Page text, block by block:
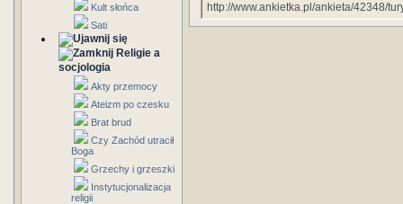
Kult słońca
Sati
Religie a
socjologia
Akty przemocy
Ateizm po czesku
Brat brud
Czy Zachód utracił
Boga
Grzechy i grzeszki
Instytucjonalizacja
religii
http://www.ankietka.pl/ankieta/42348/